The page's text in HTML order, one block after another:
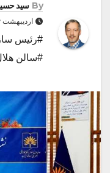
By سید
اردیبهشت ۱۴ ۱۴۰۴
#رئیس
#سالن